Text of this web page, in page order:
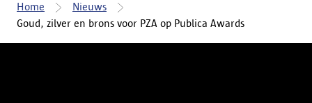
Home
Nieuws
Goud, zilver en brons voor PZA op Publica Awards